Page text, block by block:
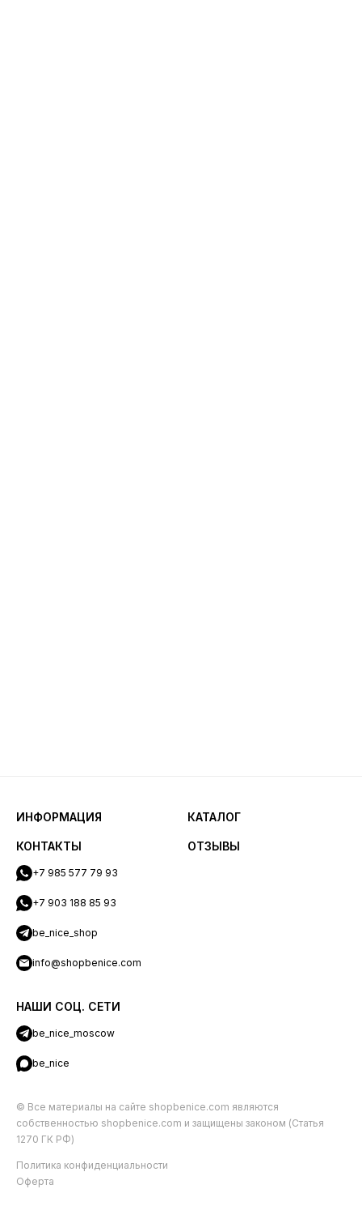
ИНФОРМАЦИЯ КАТАЛОГ
КОНТАКТЫ
+7 985 577 79 93
+7 903 188 85 93
be_nice_shop
info@shopbenice.com
НАШИ СОЦ. СЕТИ
be_nice_moscow
be_nice
ОТЗЫВЫ
© Все материалы на сайте shopbenice.com являются
собственностью shopbenice.com и защищены законом (Статья
1270 ГК РФ)
Политика конфиденциальности
Оферта